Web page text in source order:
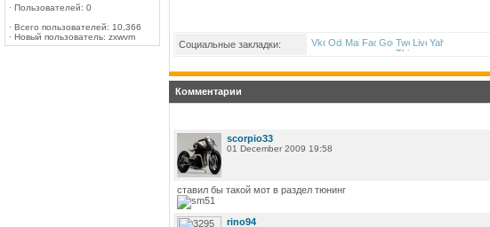
· Пользователей: 0
· Всего пользователей: 10,366
· Новый пользователь: zxwvm
Социальные закладки:
Комментарии
scorpio33
01 December 2009 19:58
ставил бы такой мот в раздел тюнинг
rino94